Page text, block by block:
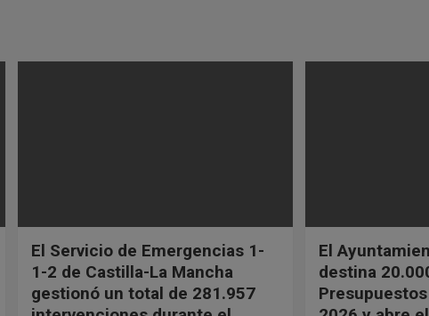
El Servicio de Emergencias 1-
1-2 de Castilla-La Mancha
gestionó un total de 281.957
El
destina